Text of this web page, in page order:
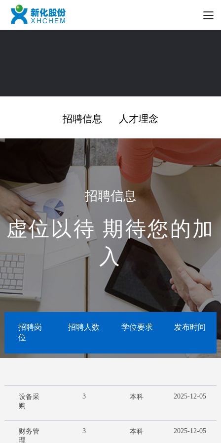
招聘信息 人才理念
招聘信息
虚位以待 期待您的加
入
招聘岗
位
招聘人数 学位要求 发布时间
设备采
购
3 本科 2025-12-05
财务管
理
3 本科 2025-12-05